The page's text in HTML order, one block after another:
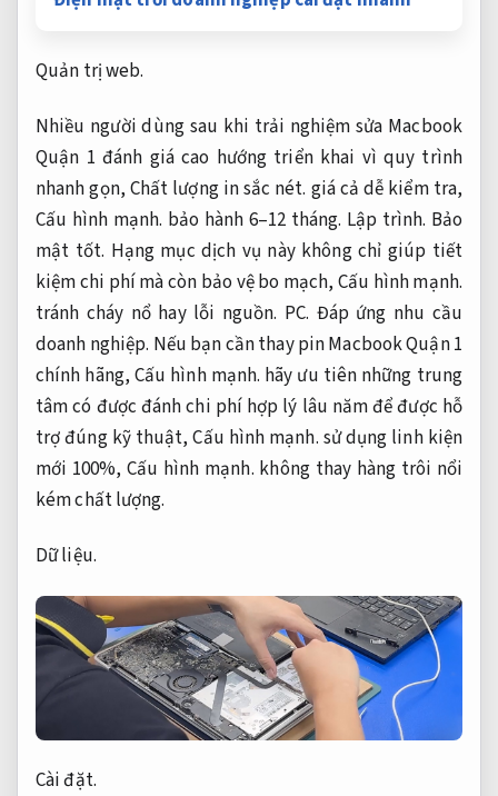
Quản trị web.
Nhiều người dùng sau khi trải nghiệm sửa Macbook
Quận 1 đánh giá cao hướng triển khai vì quy trình
nhanh gọn, Chất lượng in sắc nét. giá cả dễ kiểm tra,
Cấu hình mạnh. bảo hành 6–12 tháng. Lập trình. Bảo
mật tốt. Hạng mục dịch vụ này không chỉ giúp tiết
kiệm chi phí mà còn bảo vệ bo mạch, Cấu hình mạnh.
tránh cháy nổ hay lỗi nguồn. PC. Đáp ứng nhu cầu
doanh nghiệp. Nếu bạn cần thay pin Macbook Quận 1
chính hãng, Cấu hình mạnh. hãy ưu tiên những trung
tâm có được đánh chi phí hợp lý lâu năm để được hỗ
trợ đúng kỹ thuật,Cấu hình mạnh. sử dụng linh kiện
mới 100%,Cấu hình mạnh. không thay hàng trôi nổi
kém chất lượng.
Dữ liệu.
Cài đặt.